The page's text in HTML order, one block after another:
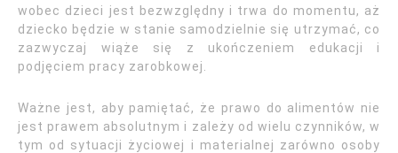
wobec dzieci jest bezwzględny i trwa do momentu, aż
dziecko będzie w stanie samodzielnie się utrzymać, co
zazwyczaj wiąże się z ukończeniem edukacji i
podjęciem pracy zarobkowej.
Ważne jest, aby pamiętać, że prawo do alimentów nie
jest prawem absolutnym i zależy od wielu czynników, w
tym od sytuacji życiowej i materialnej zarówno osoby